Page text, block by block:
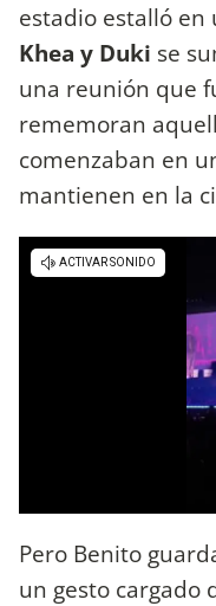
estadio estalló en
Khea y Duki se
una reunión que
rememoran
comenzaban en
mantienen en la
Pero Benito
un gesto cargado